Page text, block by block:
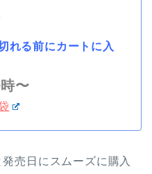
れる前にカートに入
〜
発売日にスムーズに購入